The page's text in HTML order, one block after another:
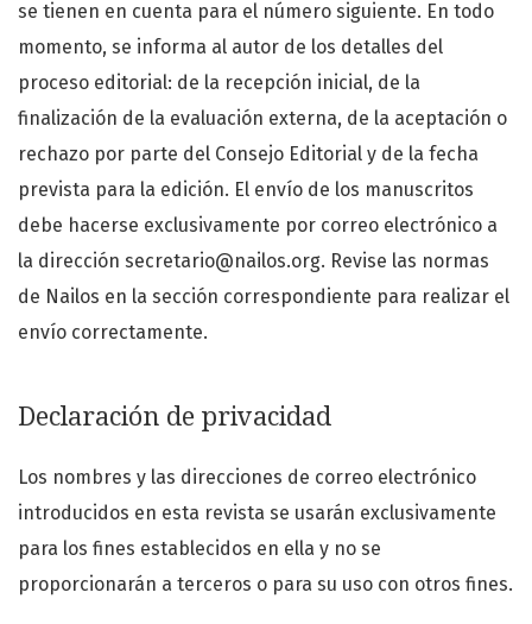
se tienen en cuenta para el número siguiente. En todo
momento, se informa al autor de los detalles del
proceso editorial: de la recepción inicial, de la
finalización de la evaluación externa, de la aceptación o
rechazo por parte del Consejo Editorial y de la fecha
prevista para la edición. El envío de los manuscritos
debe hacerse exclusivamente por correo electrónico a
la dirección secretario@nailos.org. Revise las normas
de Nailos en la sección correspondiente para realizar el
envío correctamente.
Declaración de privacidad
Los nombres y las direcciones de correo electrónico
introducidos en esta revista se usarán exclusivamente
para los fines establecidos en ella y no se
proporcionarán a terceros o para su uso con otros fines.